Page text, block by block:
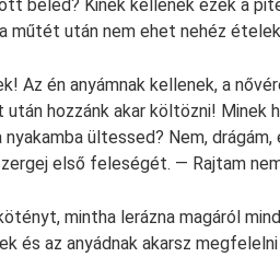
beléd? Kinek kellenek ezek a
a műtét után nem ehet nehéz
Az én anyámnak kellenek, a
után hozzánk akar költözni!
nyakamba ültessed? Nem,
első feleségét. — Rajtam
mintha lerázna magáról
és az anyádnak akarsz